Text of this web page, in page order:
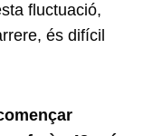
fluctuació,
és difícil